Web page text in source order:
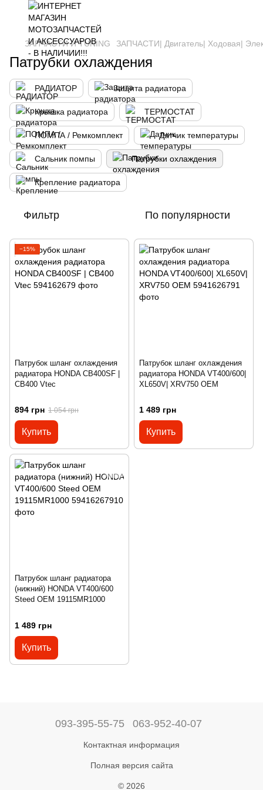
ЗАПЧАСТИ И ТUNING ЗАПЧАСТИ| Двигатель| Ходовая|
Патрубки охлаждения
РАДИАТОР Защита радиатора
Крышка радиатора ТЕРМОСТАТ
ПОМПА / Ремкомплект Датчик температуры
Сальник помпы Патрубки охлаждения
Крепление радиатора
Фильтр По популярности
−15%
Патрубок шланг охлаждения
радиатора HONDA CB400SF |
CB400 Vtec
894 грн 1 054 грн
Купить
Патрубок шланг охлаждения
радиатора HONDA VT400/600|
XL650V| XRV750 OEM
1 489 грн
Купить
Патрубок шланг радиатора
(нижний) HONDA VT400/600
Steed OEM 19115MR1000
1 489 грн
Купить
093-395-55-75 063-952-40-07
Контактная информация
Полная версия сайта
© 2026